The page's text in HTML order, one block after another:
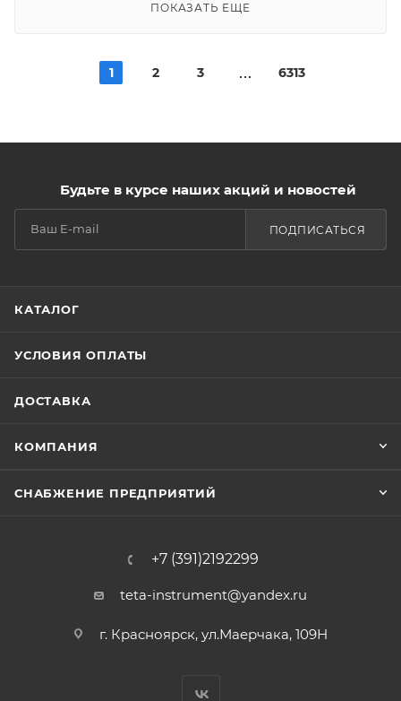
ПОКАЗАТЬ ЕЩЕ
1 2 3 6313
Будьте в курсе наших акций и новостей
ПОДПИСАТЬСЯ
КАТАЛОГ
УСЛОВИЯ ОПЛАТЫ
ДОСТАВКА
КОМПАНИЯ
СНАБЖЕНИЕ ПРЕДПРИЯТИЙ
+7 (391)2192299
teta-instrument@yandex.ru
г. Красноярск, ул.Маерчака, 109Н